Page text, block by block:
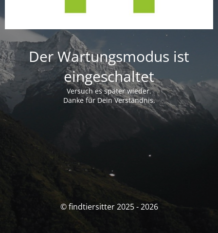
Der Wartungsmodus ist
eingeschaltet
Versuch es später wieder.
Danke für Dein Verständnis.
© findtiersitter 2025 - 2026